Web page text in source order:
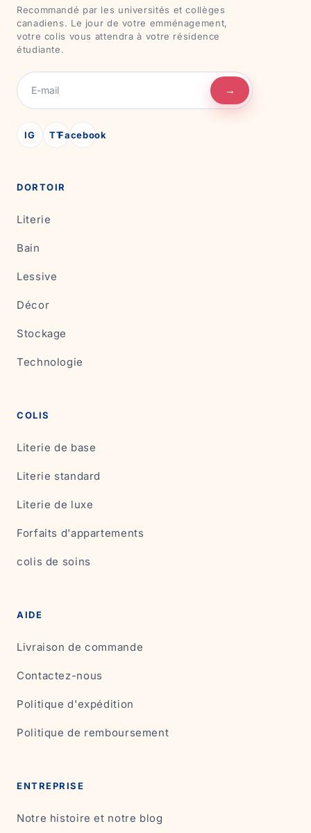
Recommandé par les universités et collèges
canadiens. Le jour de votre emménagement,
votre colis vous attendra à votre résidence
étudiante.
→
IG TTFacebook
DORTOIR
Literie
Bain
Lessive
Décor
Stockage
Technologie
COLIS
Literie de base
Literie standard
Literie de luxe
Forfaits d'appartements
colis de soins
AIDE
Livraison de commande
Contactez-nous
Politique d'expédition
Politique de remboursement
ENTREPRISE
Notre histoire et notre blog